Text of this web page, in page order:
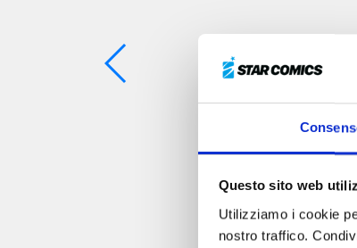
Questo sito web
Utilizziamo i cookie
nostro traffico.